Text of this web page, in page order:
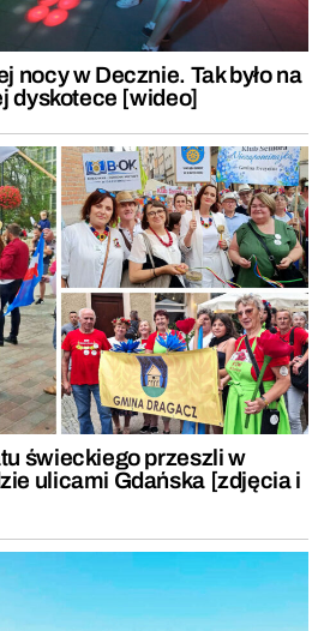
nocy w Decznie. Tak było na
dyskotece [wideo]
świeckiego przeszli w
ulicami Gdańska [zdjęcia i